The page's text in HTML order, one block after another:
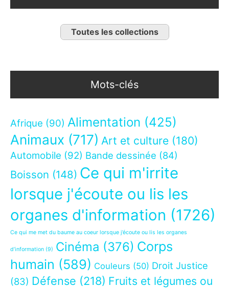
Toutes les collections
Mots-clés
Afrique (90) Alimentation (425)
Animaux (717) Art et culture (180)
Automobile (92) Bande dessinée (84)
Boisson (148) Ce qui m'irrite
lorsque j'écoute ou lis les
organes d'information (1726)
Ce qui me met du baume au coeur lorsque j’écoute ou lis les organes
d’information (9) Cinéma (376) Corps
humain (589) Couleurs (50) Droit Justice
(83) Défense (218) Fruits et légumes ou